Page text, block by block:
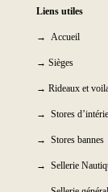
Liens utiles
→ Accueil
→ Sièges
→ Rideaux et
→ Stores
→ Stores bannes
→ Sellerie